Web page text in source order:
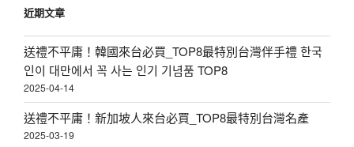
字:
近期文章
送禮不平庸！韓國來台必買_TOP8最特別台灣伴手禮 한국
인이 대만에서 꼭 사는 인기 기념품 TOP8
2025-04-14
送禮不平庸！新加坡人來台必買_TOP8最特別台灣名產
2025-03-19